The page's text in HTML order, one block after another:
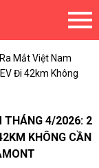
Mắt Việt Nam
Đi 42km Không
THÁNG 4/2026: 2
KHÔNG CẦN